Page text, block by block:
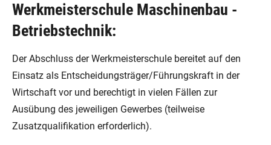
Werkmeisterschule Maschinenbau -
Betriebstechnik:
Der Abschluss der Werkmeisterschule bereitet auf den
Einsatz als Entscheidungsträger/Führungskraft in der
Wirtschaft vor und berechtigt in vielen Fällen zur
Ausübung des jeweiligen Gewerbes (teilweise
Zusatzqualifikation erforderlich).